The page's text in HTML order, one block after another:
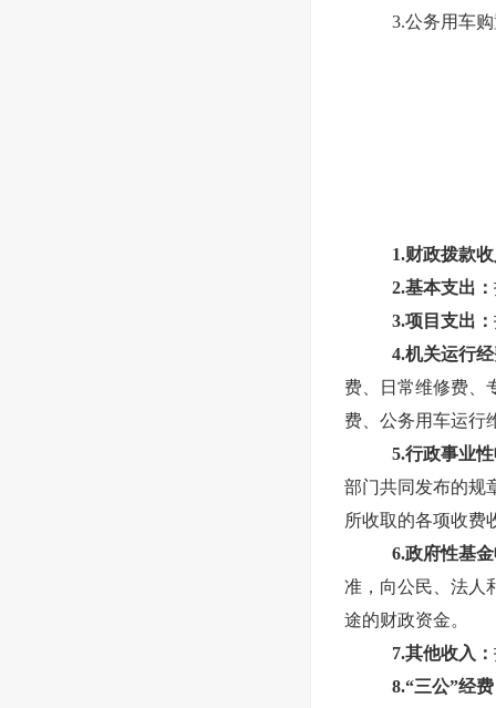
3.公务用车
1.财政拨款
2.基本支出：
3.项目支出：
4.机关运行
费、日常维修费、
费、公务用车运行
5.行政事业
部门共同发布的规
所收取的各项收费
6.政府性基
准，向公民、法人
途的财政资金。
7.其他收入：
8.“三公”经费